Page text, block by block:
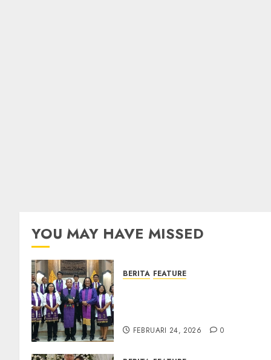
YOU MAY HAVE MISSED
BERITA FEATURE
FEBRUARI 24, 2026 0